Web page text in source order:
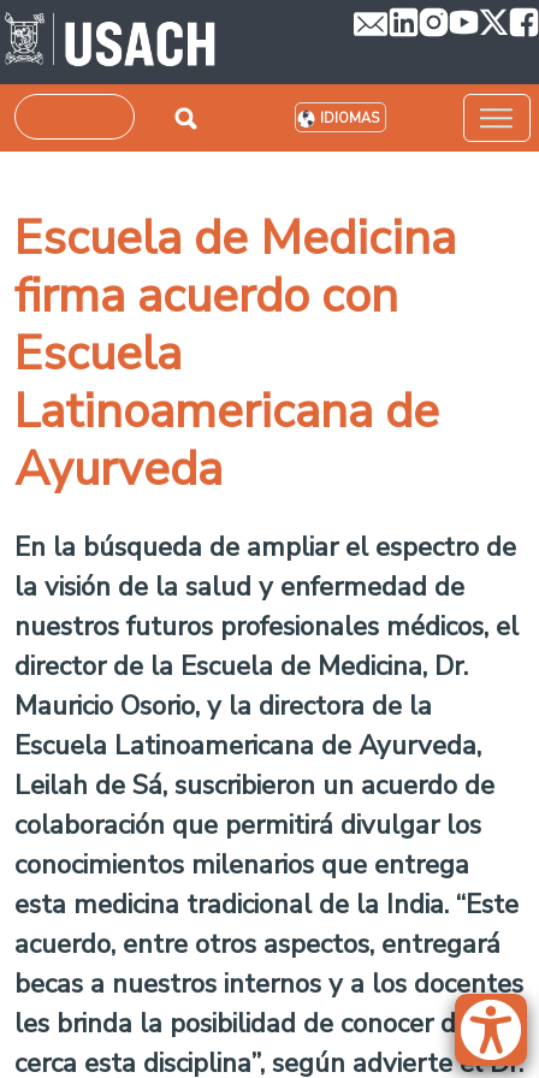
Pasar al contenido principal
Buscar IDIOMAS
Escuela de Medicina
firma acuerdo con
Escuela
Latinoamericana de
Ayurveda
En la búsqueda de ampliar el espectro de
la visión de la salud y enfermedad de
nuestros futuros profesionales médicos, el
director de la Escuela de Medicina, Dr.
Mauricio Osorio, y la directora de la
Escuela Latinoamericana de Ayurveda,
Leilah de Sá, suscribieron un acuerdo de
colaboración que permitirá divulgar los
conocimientos milenarios que entrega
esta medicina tradicional de la India. “Este
acuerdo, entre otros aspectos, entregará
becas a nuestros internos y a los docentes
les brinda la posibilidad de conocer de
cerca esta disciplina”, según advierte el Dr.